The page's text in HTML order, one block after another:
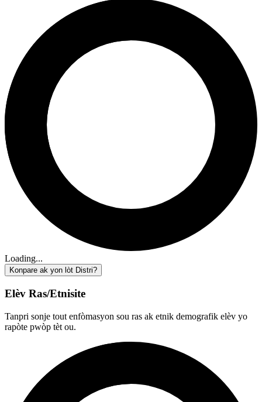
Loading...
Konpare ak yon lòt Distri?
Elèv Ras/Etnisite
Tanpri sonje tout enfòmasyon sou ras ak etnik demografik elèv yo
rapòte pwòp tèt ou.